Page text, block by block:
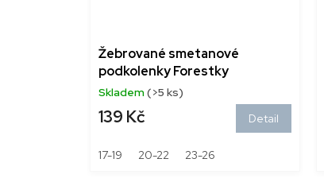
Žebrované smetanové
podkolenky Forestky
Skladem(>5 ks)
139 Kč Detail
17-19 20-22 23-26